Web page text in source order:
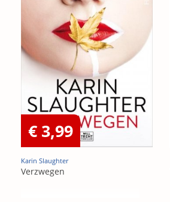
€ 3,99
Karin Slaughter
Verzwegen